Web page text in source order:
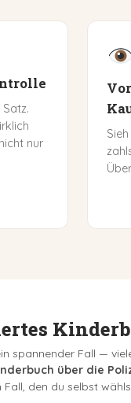
nur
spannender Fall —
über die
Fall, den du selbst